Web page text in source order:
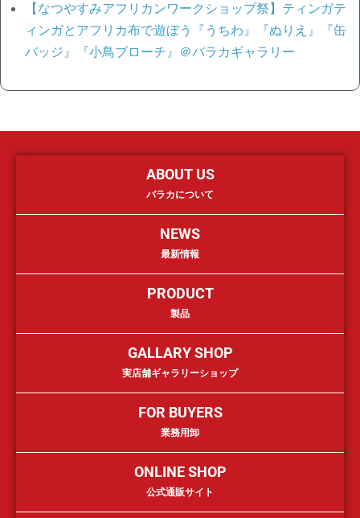
【なつやすみアフリカンワークショップ祭】ティンガテ
ィンガとアフリカ布で遊ぼう『うちわ』『ぬりえ』『缶
バッジ』『小鳥ブローチ』＠バラカギャラリー
ABOUT US
バラカについて
NEWS
最新情報
PRODUCT
製品
GALLARY SHOP
実店舗ギャラリーショップ
FOR BUYERS
業務用卸
ONLINE SHOP
公式通販サイト